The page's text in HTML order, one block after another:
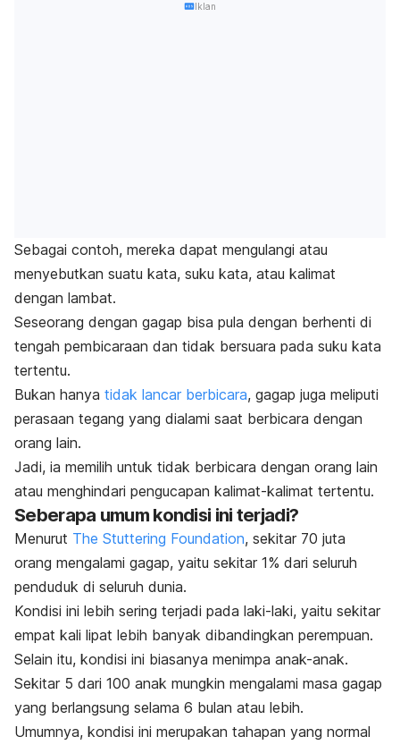
Iklan
Sebagai contoh, mereka dapat mengulangi atau
menyebutkan suatu kata, suku kata, atau kalimat
dengan lambat.
Seseorang dengan gagap bisa pula dengan berhenti di
tengah pembicaraan dan tidak bersuara pada suku kata
tertentu.
Bukan hanya tidak lancar berbicara, gagap juga meliputi
perasaan tegang yang dialami saat berbicara dengan
orang lain.
Jadi, ia memilih untuk tidak berbicara dengan orang lain
atau menghindari pengucapan kalimat-kalimat tertentu.
Seberapa umum kondisi ini terjadi?
Menurut The Stuttering Foundation, sekitar 70 juta
orang mengalami gagap, yaitu sekitar 1% dari seluruh
penduduk di seluruh dunia.
Kondisi ini lebih sering terjadi pada laki-laki, yaitu sekitar
empat kali lipat lebih banyak dibandingkan perempuan.
Selain itu, kondisi ini biasanya menimpa anak-anak.
Sekitar 5 dari 100 anak mungkin mengalami masa gagap
yang berlangsung selama 6 bulan atau lebih.
Umumnya, kondisi ini merupakan tahapan yang normal